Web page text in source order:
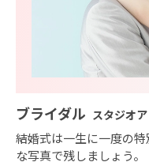
ブライダル スタジオ
結婚式は一生に一度の
な写真で残しましょう。